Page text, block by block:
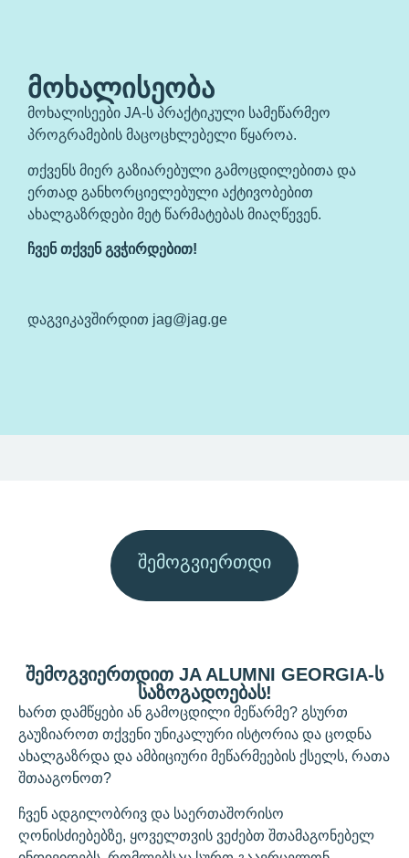
ᲛᲝᲮᲐᲚᲘᲡᲔᲝᲑᲐ
მოხალისეები JA-ს პრაქტიკული სამეწარმეო
პროგრამების მაცოცხლებელი წყაროა.
თქვენს მიერ გაზიარებული გამოცდილებითა და
ერთად განხორციელებული აქტივობებით
ახალგაზრდები მეტ წარმატებას მიაღწევენ.
ჩვენ თქვენ გვჭირდებით!
დაგვიკავშირდით jag@jag.ge
ᲨᲔᲛᲝᲒᲕᲘᲔᲠᲗᲓᲘ
ᲨᲔᲛᲝᲒᲕᲘᲔᲠᲗᲓᲘᲗ JA ALUMNI GEORGIA-Ს
ᲡᲐᲖᲝᲒᲐᲓᲝᲔᲑᲐᲡ!
ხართ დამწყები ან გამოცდილი მეწარმე? გსურთ
გაუზიაროთ თქვენი უნიკალური ისტორია და ცოდნა
ახალგაზრდა და ამბიციური მეწარმეების ქსელს, რათა
შთააგონოთ?
ჩვენ ადგილობრივ და საერთაშორისო
ღონისძიებებზე, ყოველთვის ვეძებთ შთამაგონებელ